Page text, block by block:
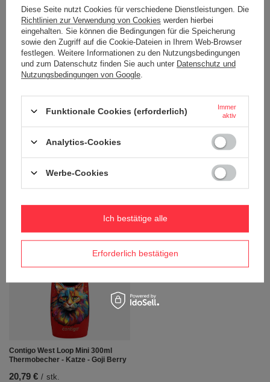
20,79 € stk.
+ Auf die vergleichsliste
20,79 € / stk.
+ Auf die vergleichsliste
Contigo West Loop Mini 300ml
Thermobecher - Berge - Lakeside
Contigo West Loop Mini 300ml
Thermobecher - Katze - Lakeside
+ Auf die vergleichsliste
Contigo West Loop Mini 300ml
Thermobecher - Katze - Goji Berry
20,79 € / stk.
Diese Seite nutzt Cookies für verschiedene Dienstleistungen. Die
Richtlinien zur Verwendung von Cookies werden hierbei
eingehalten. Sie können die Bedingungen für die Speicherung
sowie den Zugriff auf die Cookie-Dateien in Ihrem Web-Browser
festlegen. Weitere Informationen zu den Nutzungsbedingungen
und zum Datenschutz finden Sie auch unter Datenschutz und
Nutzungsbedingungen von Google
Funktionale Cookies (erforderlich)
Immer
aktiv
Analytics-Cookies
Werbe-Cookies
Erforderlich bestätigen
Ich bestätige alle